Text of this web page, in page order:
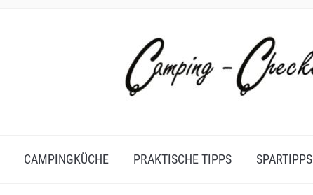
CAMPINGKÜCHE PRAKTISCHE TIPPS SPARTIPPS